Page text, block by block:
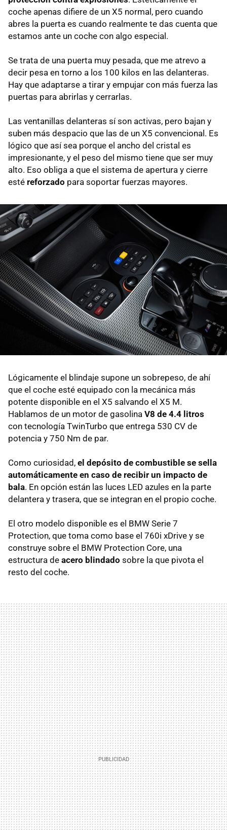
coche apenas difiere de un X5 normal, pero cuando
abres la puerta es cuando realmente te das cuenta que
estamos ante un coche con algo especial.
Se trata de una puerta muy pesada, que me atrevo a
decir pesa en torno a los 100 kilos en las delanteras.
Hay que adaptarse a tirar y empujar con más fuerza las
puertas para abrirlas y cerrarlas.
Las ventanillas delanteras sí son activas, pero bajan y
suben más despacio que las de un X5 convencional. Es
lógico que así sea porque el ancho del cristal es
impresionante, y el peso del mismo tiene que ser muy
alto. Eso obliga a que el sistema de apertura y cierre
esté reforzado para soportar fuerzas mayores.
Lógicamente el blindaje supone un sobrepeso, de ahí
que el coche esté equipado con la mecánica más
potente disponible en el X5 salvando el X5 M.
Hablamos de un motor de gasolina V8 de 4.4 litros
con tecnología TwinTurbo que entrega 530 CV de
potencia y 750 Nm de par.
Como curiosidad, el depósito de combustible se sella
automáticamente en caso de recibir un impacto de
bala. En opción están las luces LED azules en la parte
delantera y trasera, que se integran en el propio coche.
El otro modelo disponible es el BMW Serie 7
Protection, que toma como base el 760i xDrive y se
construye sobre el BMW Protection Core, una
estructura de acero blindado sobre la que pivota el
resto del coche.